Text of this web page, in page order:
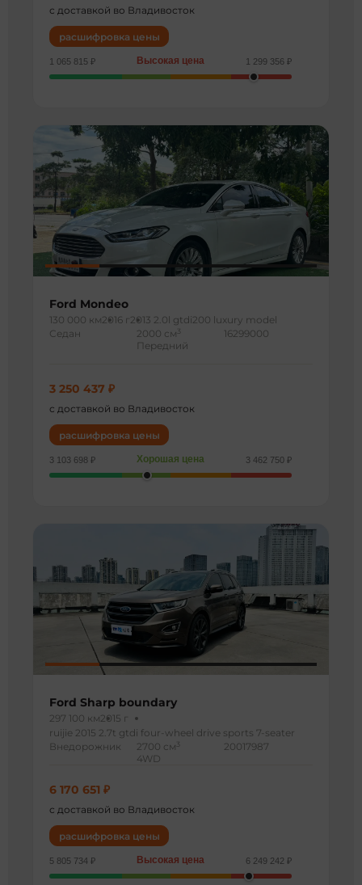
с доставкой во Владивосток
расшифровка цены
1 065 815 ₽ Высокая цена 1 299 356 ₽
Ford Mondeo
130 000 км2016 г 2013 2.0l gtdi200 luxury model
Седан
2000 см 3
Передний
16299000
3 250 437 ₽
с доставкой во Владивосток
расшифровка цены
3 103 698 ₽ Хорошая цена 3 462 750 ₽
Ford Sharp boundary
297 100 км2015 г
ruijie 2015 2.7t gtdi four-wheel drive sports 7-seater
Внедорожник
2700 см 3
4WD
20017987
6 170 651 ₽
с доставкой во Владивосток
расшифровка цены
5 805 734 ₽ Высокая цена 6 249 242 ₽